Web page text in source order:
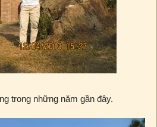
trong những năm gần đây.